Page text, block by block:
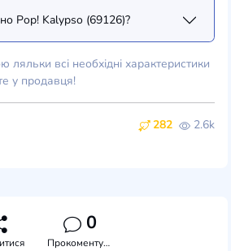
Pop! Kalypso (69126)?
ляльки всі необхідні характеристики
у продавця!
282 2.6k
0
Прокоментувати